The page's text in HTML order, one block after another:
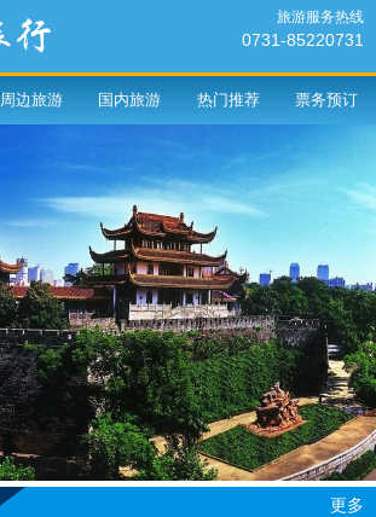
旅游服务热线
0731-85220731
周边旅游 国内旅游 热门推荐 票务预订
更多